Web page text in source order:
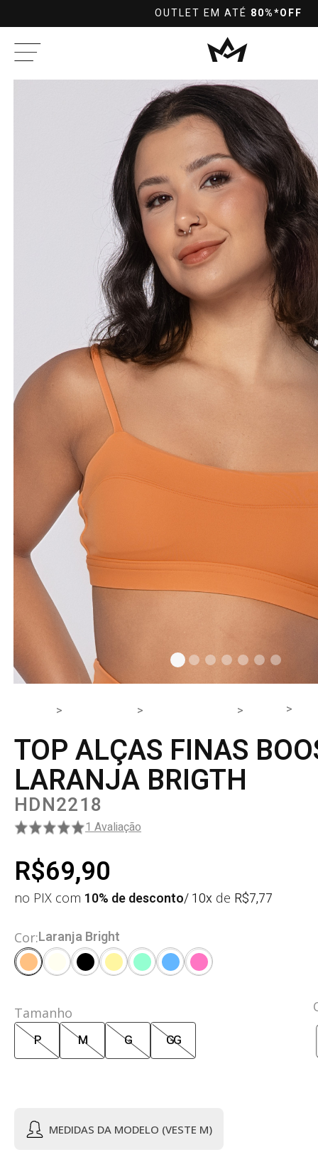
FRETE GRÁTIS
TOP ALÇAS FINAS
LARANJA BRIGTH
HDN2218
1 Avaliação
R$69,90
no PIX com 10% de desconto/ 10x de R$7,77
Cor:Laranja Bright
Tamanho
P M G GG
MEDIDAS DA MODELO (VESTE M)